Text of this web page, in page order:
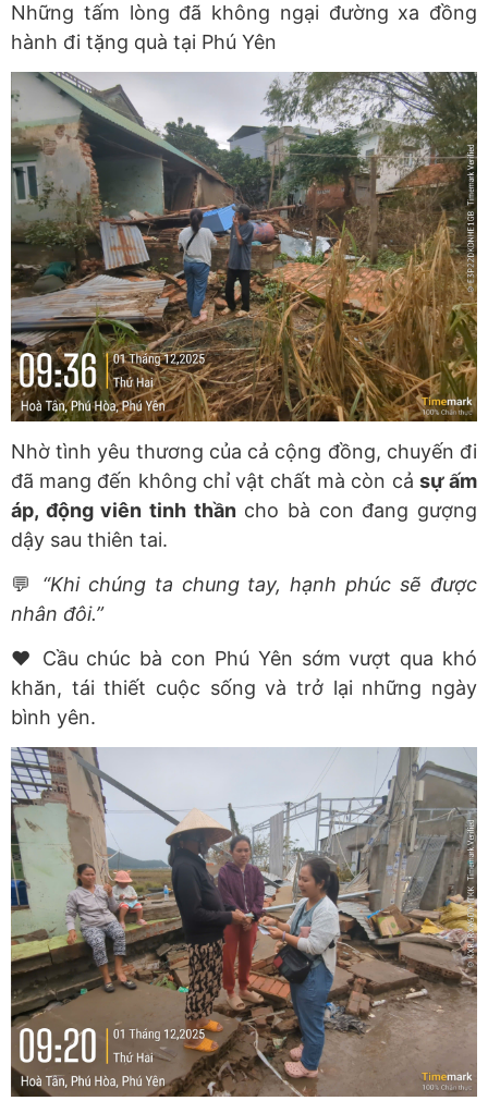
Những tấm lòng đã không ngại đường xa đồng
hành đi tặng quà tại Phú Yên
Nhờ tình yêu thương của cả cộng đồng, chuyến đi
đã mang đến không chỉ vật chất mà còn cả sự ấm
áp, động viên tinh thầncho bà con đang gượng
dậy sau thiên tai.
💬 “Khi chúng ta chung tay, hạnh phúc sẽ được
nhân đôi.”
❤️ Cầu chúc bà con Phú Yên sớm vượt qua khó
khăn, tái thiết cuộc sống và trở lại những ngày
bình yên.